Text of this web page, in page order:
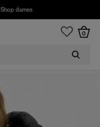
Shop dames
0